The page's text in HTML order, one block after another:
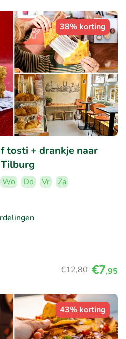
38% korting
tosti + drankje naar
Wo Do Vr
Za
€12,80 €7,95
43% korting